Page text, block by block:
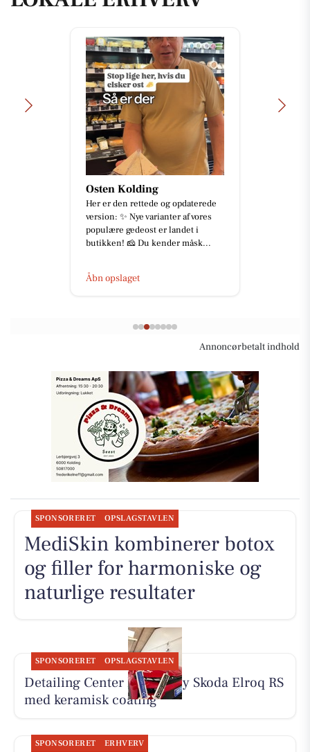
Osten Kolding
Her er den rettede og opdaterede
version: ✨ Nye varianter af vores
populære gedeost er landet i
butikken! 🧀 Du kender måsk...
Åbn opslaget
Annoncørbetalt indhold
SPONSORERET OPSLAGSTAVLEN
MediSkin kombinerer botox
og filler for harmoniske og
naturlige resultater
SPONSORERET OPSLAGSTAVLEN
Detailing Center klargør ny Skoda Elroq RS
med keramisk coating
SPONSORERET ERHVERV